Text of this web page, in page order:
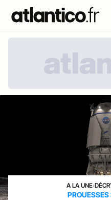
A LA UNE›